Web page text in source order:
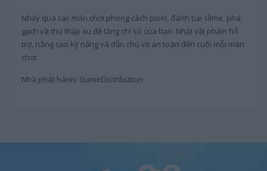
Nhảy qua các màn chơi phong cách pixel, đánh bại slime, phá
gạch và thu thập xu để tăng chỉ số của bạn. Nhặt vật phẩm hỗ
trợ, nâng cao kỹ năng và dẫn chú vịt an toàn đến cuối mỗi màn
chơi.
Nhà phát hành: GameDistribution